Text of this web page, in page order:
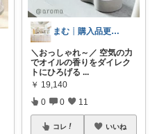
まむ┊︎購入品更新中🌲北欧好き♡
＼おっしゃれ～／ 空気の力
でオイルの香りをダイレク
トにひろげる ...
￥ 19,140
0 0 11
コレ いいね